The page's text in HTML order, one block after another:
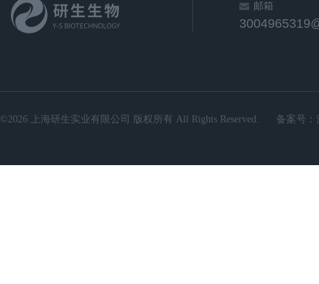
邮箱
©2026 上海研生实业有限公司 版权所有 All Rights Reserved. 备案号：